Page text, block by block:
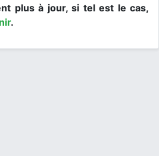
plus à jour, si tel est le cas,
.